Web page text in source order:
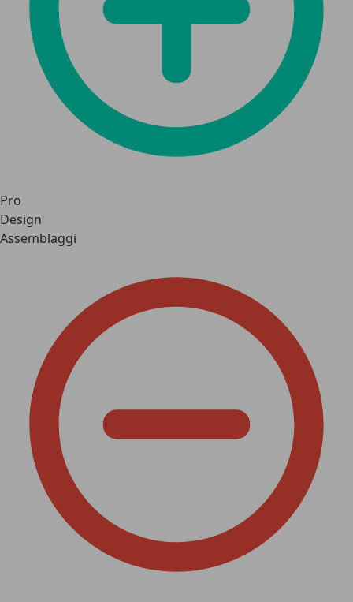
Pro
Design
Assemblaggi